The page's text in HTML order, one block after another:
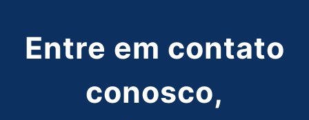
Entre em contato
conosco,